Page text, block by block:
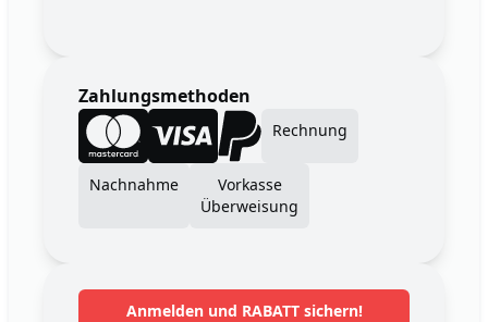
Zahlungsmethoden
Rechnung
Nachnahme
Vorkasse
Überweisung
Anmelden und RABATT sichern!